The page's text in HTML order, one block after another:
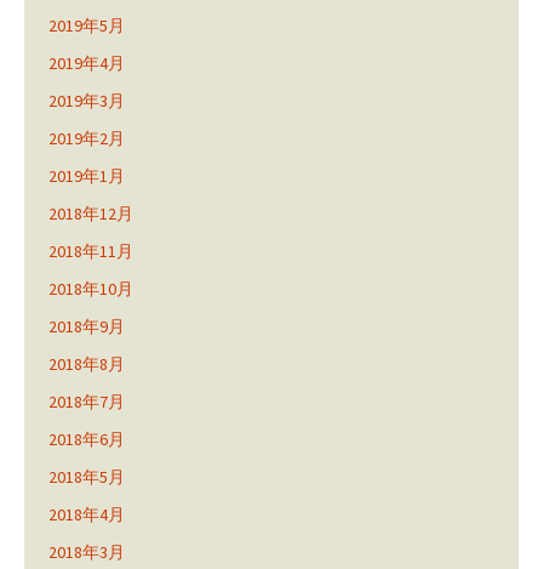
2019年5月
2019年4月
2019年3月
2019年2月
2019年1月
2018年12月
2018年11月
2018年10月
2018年9月
2018年8月
2018年7月
2018年6月
2018年5月
2018年4月
2018年3月